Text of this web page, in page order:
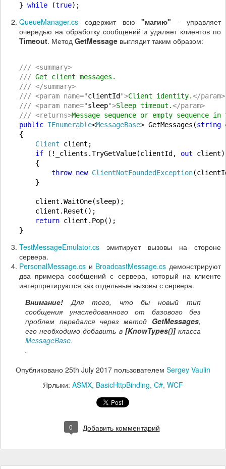
} while (true);
QueueManager.cs содержит всю"магию" - управляет
очередью на обработку сообщений и удаляет клиентов по
Timeout. Метод GetMessage выглядит таким образом:
/// <summary>
/// Get client messages.
/// </summary>
/// <param name="clientId ">Client identity.</param>
/// <param name="sleep">Sleep timeout.</param>
/// <returns>Message sequence or empty sequence in
public IEnumerable<MessageBase> GetMessages(string
{
Client client;
if (!_clients.TryGetValue(clientId, out
{
throw new ClientNotFoundedException
}
client.WaitOne(sleep);
client.Reset();
return client.Pop();
}
TestMessageEmulator.cs эмитирует вызовы на стороне
сервера.
PersonalMessage.cs и BroadcastMessage.cs демонстрируют
два примера сообщений с сервера, который на клиенте
интерпретируются как отдельные вызовы с сервера.
Внимание! Для того, что бы новый тип
сообщения унаследованного от базового без
проблем передался через метод GetMessages,
его необходимо добавить в [KnowTypes()]класса
MessageBase.
.
Опубликовано 25th July 2017 пользователем Sergey Vaulin
Ярлыки: ASMX BasicHttpBinding C# WCF
0 Добавить комментарий